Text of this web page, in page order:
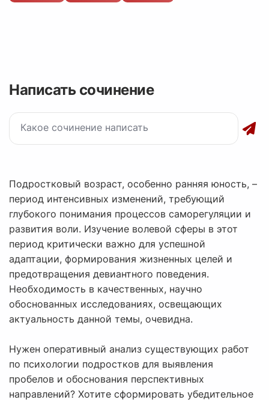
Написать сочинение
Подростковый возраст, особенно ранняя юность, –
период интенсивных изменений, требующий
глубокого понимания процессов саморегуляции и
развития воли. Изучение волевой сферы в этот
период критически важно для успешной
адаптации, формирования жизненных целей и
предотвращения девиантного поведения.
Необходимость в качественных, научно
обоснованных исследованиях, освещающих
актуальность данной темы, очевидна.
Нужен оперативный анализ существующих работ
по психологии подростков для выявления
пробелов и обоснования перспективных
направлений? Хотите сформировать убедительное